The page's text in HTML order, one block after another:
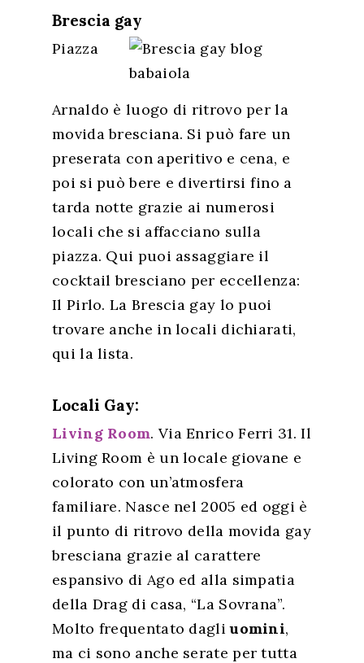
Brescia gay
Piazza
Arnaldo è luogo di ritrovo per la
movida bresciana. Si può fare un
preserata con aperitivo e cena, e
poi si può bere e divertirsi fino a
tarda notte grazie ai numerosi
locali che si affacciano sulla
piazza. Qui puoi assaggiare il
cocktail bresciano per eccellenza:
Il Pirlo. La Brescia gay lo puoi
trovare anche in locali dichiarati,
qui la lista.
Locali Gay:
Living Room. Via Enrico Ferri 31. Il
Living Room è un locale giovane e
colorato con un’atmosfera
familiare. Nasce nel 2005 ed oggi è
il punto di ritrovo della movida gay
bresciana grazie al carattere
espansivo di Ago ed alla simpatia
della Drag di casa, “La Sovrana”.
Molto frequentato dagliuomini,
ma ci sono anche serate per tutta